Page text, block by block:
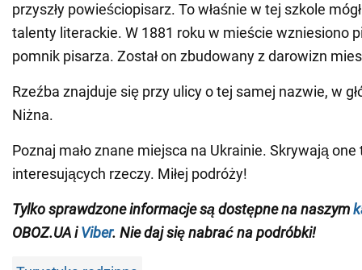
przyszły powieściopisarz. To właśnie w tej szkole
talenty literackie. W 1881 roku w mieście wzniesiono
pomnik pisarza. Został on zbudowany z darowizn
Rzeźba znajduje się przy ulicy o tej samej nazwie, w
Niżna.
Poznaj mało znane miejsca na Ukrainie. Skrywają
interesujących rzeczy. Miłej podróży!
Tylko sprawdzone informacje są dostępne na naszym
OBOZ.UA iViber. Nie daj się nabrać na podróbki!